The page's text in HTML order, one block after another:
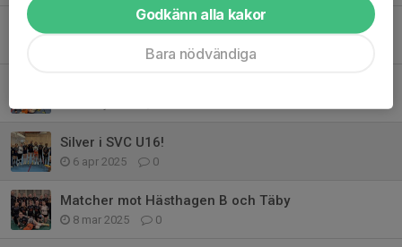
Silver i SVC U16!
6 apr 2025 0
Matcher mot Hästhagen B och Täby
8 mar 2025 0
Godkänn alla kakor
Bara nödvändiga